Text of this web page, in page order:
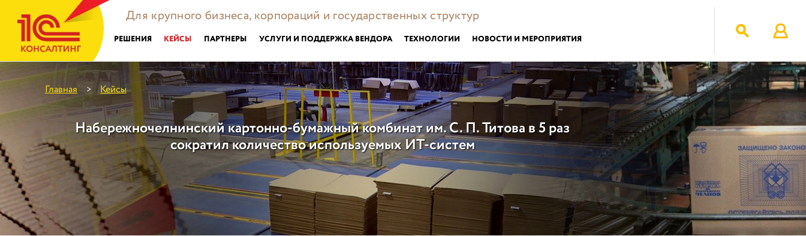
Для крупного бизнеса, корпораций и государственных структур
РЕШЕНИЯ КЕЙСЫ ПАРТНЕРЫ УСЛУГИ И ПОДДЕРЖКА ВЕНДОРА ТЕХНОЛОГИИ НОВОСТИ И МЕРОПРИЯТИЯ
Главная > Кейсы
Набережночелнинский картонно-бумажный комбинат им. С. П. Титова в 5 раз
сократил количество используемых ИТ-систем